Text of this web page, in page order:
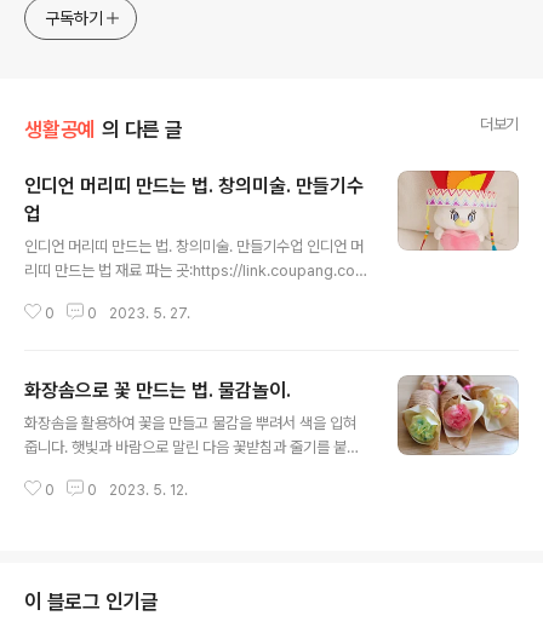
평생교육 시대에 어떻게 하면 잘 놀 수 있을까를 연구한답니
다. 취미를 가진 사람이 훨씬 더 풍요로운 삶을 살 수 있다는
구독하기
생활공예 의 다른 글 더보기
인디언 머리띠 만드는 법. 창의미술. 만들기수
업
인디언 머리띠 만드는 법. 창의미술. 만들기수업 인디언 머
리띠 만드는 법 재료 파는 곳:https://link.coupang.co
로, 이에 따른 일정액의 수수료를 제공받습니다." "심화학
PrIGUrO1DZdQ/join 🌻채널구독은? https://www.yo
utube.com/@howtomake1004 🌻네이버까페: http
s://cafe.naver.com/dasom02 🌻블로그: https://bl
aver.com/mamidiary 🌻인스타: ht..
0 0 2023. 5. 27.
화장솜으로 꽃 만드는 법. 물감놀이.
화장솜을 활용하여 꽃을 만들고 물감을 뿌려서 색을 입혀
줍니다. 햇빛과 바람으로 말린 다음 꽃받침과 줄기를 붙여
으로 가입하여 혜택을 누려보세요. https://www.youtub
com/dasom02 🌻블로그: https://blog.naver.com/
dasomdur 🌻인플루언서: https://in.naver.com/ma
0 0 2023. 5. 12.
이 블로그 인기글